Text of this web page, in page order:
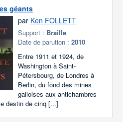
géants
par Ken FOLLETT
Support : Braille
Date de parution : 2010
Entre 1911 et 1924, de
Washington à Saint-
Pétersbourg, de Londres à
Berlin, du fond des mines
galloises aux antichambres
destin de cinq [...]